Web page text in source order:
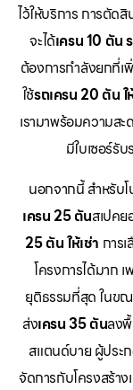
ไว้ให้บริการ การตัดสิ
จะได้เครน 10 ตัน
ต้องการกำลังยกที่เ
ใช้รถเครน 20 ตัน ใ
เรามาพร้อมความสะ
มีใบเซอร์รั
นอกจากนี้ สำหรับ
เครน 25 ตันสเปค
25 ตัน ให้เช่า การ
โครงการได้มาก เ
ยุติธรรมที่สุด ในข
ส่งเครน 35 ตันลง
สแตนด์บาย ผู้ประ
จัดการกับโครงสร้า